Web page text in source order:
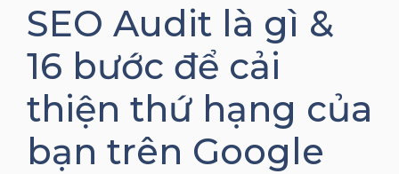
SEO Audit là gì &
16 bước để cải
thiện thứ hạng của
bạn trên Google